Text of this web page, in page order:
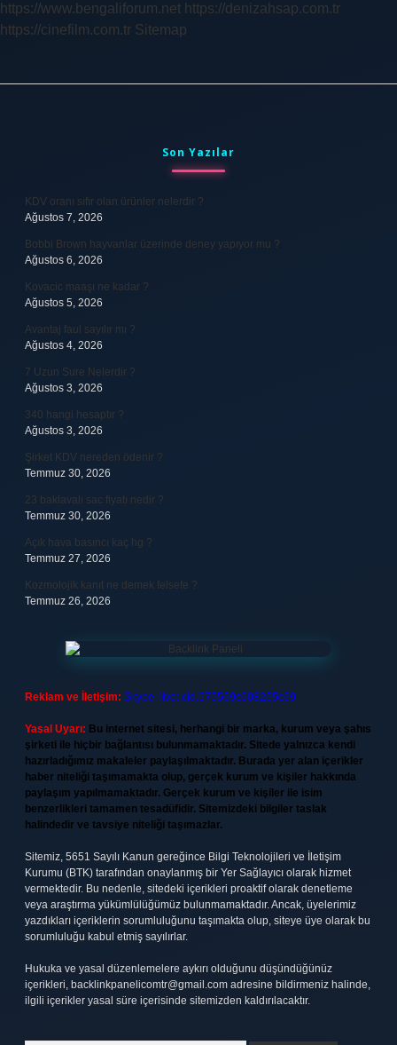
https://www.bengaliforum.net https://denizahsap.com.tr
https://cinefilm.com.tr Sitemap
Son Yazılar
KDV oranı sıfır olan ürünler nelerdir ?
Ağustos 7, 2026
Bobbi Brown hayvanlar üzerinde deney yapıyor mu ?
Ağustos 6, 2026
Kovacic maaşı ne kadar ?
Ağustos 5, 2026
Avantaj faul sayılır mı ?
Ağustos 4, 2026
7 Uzun Sure Nelerdir ?
Ağustos 3, 2026
340 hangi hesaptır ?
Ağustos 3, 2026
Şirket KDV nereden ödenir ?
Temmuz 30, 2026
23 baklavalı sac fiyatı nedir ?
Temmuz 30, 2026
Açık hava basıncı kaç hg ?
Temmuz 27, 2026
Kozmolojik kanıt ne demek felsefe ?
Temmuz 26, 2026
Reklam ve İletişim: Skype: live:.cid.575569c608265c69
Yasal Uyarı: Bu internet sitesi, herhangi bir marka, kurum veya şahıs
şirketi ile hiçbir bağlantısı bulunmamaktadır. Sitede yalnızca kendi
hazırladığımız makaleler paylaşılmaktadır. Burada yer alan içerikler
haber niteliği taşımamakta olup, gerçek kurum ve kişiler hakkında
paylaşım yapılmamaktadır. Gerçek kurum ve kişiler ile isim
benzerlikleri tamamen tesadüfidir. Sitemizdeki bilgiler taslak
halindedir ve tavsiye niteliği taşımazlar.
Sitemiz, 5651 Sayılı Kanun gereğince Bilgi Teknolojileri ve İletişim
Kurumu (BTK) tarafından onaylanmış bir Yer Sağlayıcı olarak hizmet
vermektedir. Bu nedenle, sitedeki içerikleri proaktif olarak denetleme
veya araştırma yükümlülüğümüz bulunmamaktadır. Ancak, üyelerimiz
yazdıkları içeriklerin sorumluluğunu taşımakta olup, siteye üye olarak bu
sorumluluğu kabul etmiş sayılırlar.
Hukuka ve yasal düzenlemelere aykırı olduğunu düşündüğünüz
içerikleri, backlinkpanelicomtr@gmail.com adresine bildirmeniz halinde,
ilgili içerikler yasal süre içerisinde sitemizden kaldırılacaktır.